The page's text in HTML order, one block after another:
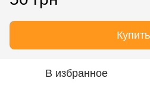
Купить
В избранное